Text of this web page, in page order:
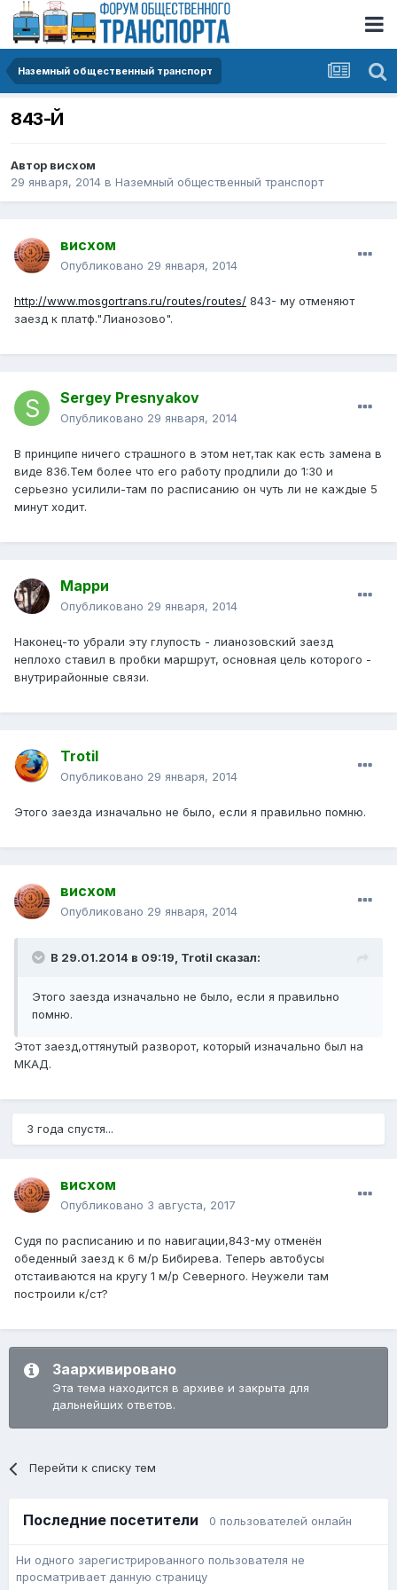
Наземный общественный транспорт
843-Й
Автор висхом
29 января, 2014 в Наземный общественный транспорт
висхом
Опубликовано 29 января, 2014
http://www.mosgortrans.ru/routes/routes/ 843- му отменяют
заезд к платф."Лианозово".
Sergey Presnyakov
Опубликовано 29 января, 2014
В принципе ничего страшного в этом нет,так как есть замена в
виде 836.Тем более что его работу продлили до 1:30 и
серьезно усилили-там по расписанию он чуть ли не каждые 5
минут ходит.
Марри
Опубликовано 29 января, 2014
Наконец-то убрали эту глупость - лианозовский заезд
неплохо ставил в пробки маршрут, основная цель которого -
внутрирайонные связи.
Trotil
Опубликовано 29 января, 2014
Этого заезда изначально не было, если я правильно помню.
висхом
Опубликовано 29 января, 2014
В 29.01.2014 в 09:19, Trotil сказал:
Этого заезда изначально не было, если я правильно
помню.
Этот заезд,оттянутый разворот, который изначально был на
МКАД.
3 года спустя...
висхом
Опубликовано 3 августа, 2017
Судя по расписанию и по навигации,843-му отменён
обеденный заезд к 6 м/р Бибирева. Теперь автобусы
отстаиваются на кругу 1 м/р Северного. Неужели там
построили к/ст?
Заархивировано
Эта тема находится в архиве и закрыта для
дальнейших ответов.
Перейти к списку тем
Последние посетители 0 пользователей онлайн
Ни одного зарегистрированного пользователя не
просматривает данную страницу